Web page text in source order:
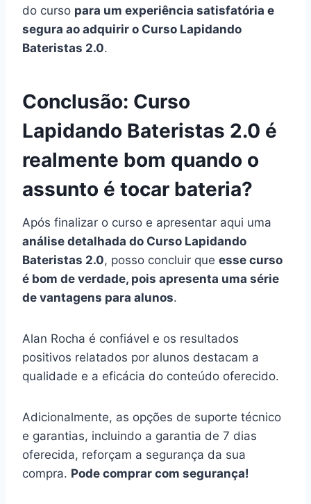
do curso para um experiência satisfatória e
segura ao adquirir o Curso Lapidando
Bateristas 2.0.
Conclusão: Curso
Lapidando Bateristas 2.0 é
realmente bom quando o
assunto é tocar bateria?
Após finalizar o curso e apresentar aqui uma
análise detalhada do Curso Lapidando
Bateristas 2.0, posso concluir que esse curso
é bom de verdade, pois apresenta uma série
de vantagens para alunos.
Alan Rocha é confiável e os resultados
positivos relatados por alunos destacam a
qualidade e a eficácia do conteúdo oferecido.
Adicionalmente, as opções de suporte técnico
e garantias, incluindo a garantia de 7 dias
oferecida, reforçam a segurança da sua
compra. Pode comprar com segurança!